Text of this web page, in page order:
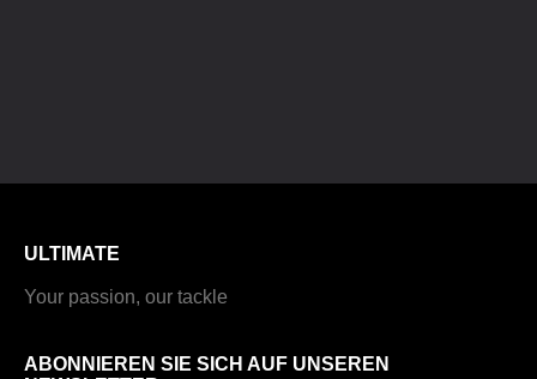
ULTIMATE
Your passion, our tackle
ABONNIEREN SIE SICH AUF UNSEREN